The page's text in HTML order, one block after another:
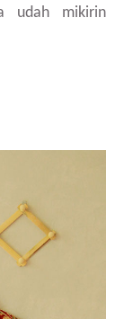
udah mikirin